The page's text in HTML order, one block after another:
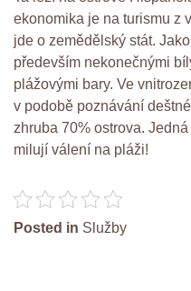
ekonomika je na turismu z
jde o zemědělský stát.
především nekonečnými
plážovými bary. Ve
v podobě poznávání
zhruba 70% ostrova.
milují válení na pláži!
Posted in Služby